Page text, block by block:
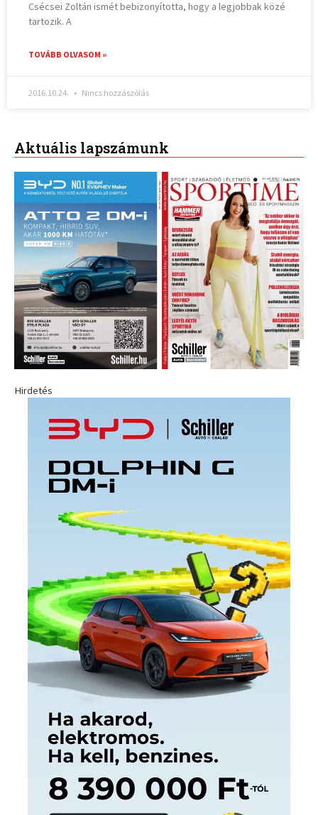
Csécsei Zoltán ismét bebizonyította, hogy a legjobbak közé
tartozik. A
TOVÁBB OLVASOM »
2016.10.24. Nincs hozzászólás
Aktuális lapszámunk
Hirdetés